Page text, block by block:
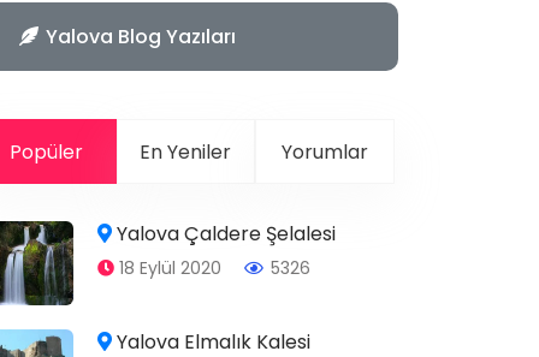
Yalova Blog Yazıları
Popüler En Yeniler Yorumlar
Yalova Çaldere Şelalesi
18 Eylül 2020 5326
Yalova Elmalık Kalesi